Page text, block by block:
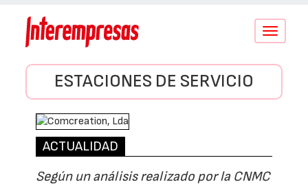
Conmutar
ESTACIONES DE SERVICIO
ACTUALIDAD
Según un análisis realizado por la CNMC